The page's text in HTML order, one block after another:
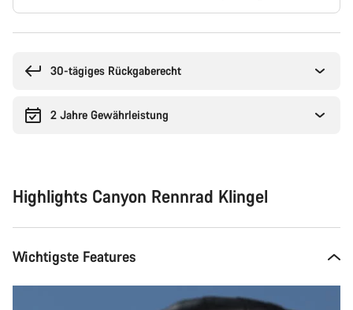
30-tägiges Rückgaberecht
2 Jahre Gewährleistung
Highlights Canyon Rennrad Klingel
Wichtigste Features